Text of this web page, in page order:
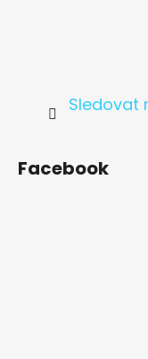
Sledovat
Facebook